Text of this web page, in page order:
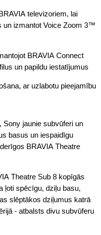
televizoriem, lai
un izmantot Voice Zoom 3™
BRAVIA Connect
un papildu iestatījumus
ar uzlabotu pieejamību
Sony jaunie subvūferi un
basus un iespaidīgu
BRAVIA Theatre
Theatre Sub 8 kopīgās
ļoti spēcīgu, dziļu basu,
slēptākos dziļumus katrā
- atbalsts divu subvūferu